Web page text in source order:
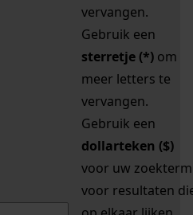
vervangen.
Gebruik een
sterretje (*) om
meer letters te
vervangen.
Gebruik een
dollarteken ($)
voor uw zoekterm
voor resultaten